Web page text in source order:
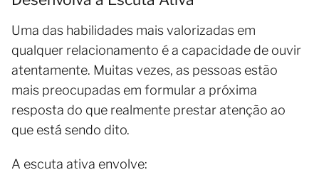
Uma das habilidades mais valorizadas em
qualquer relacionamento é a capacidade de ouvir
atentamente. Muitas vezes, as pessoas estão
mais preocupadas em formular a próxima
resposta do que realmente prestar atenção ao
que está sendo dito.
A escuta ativa envolve: